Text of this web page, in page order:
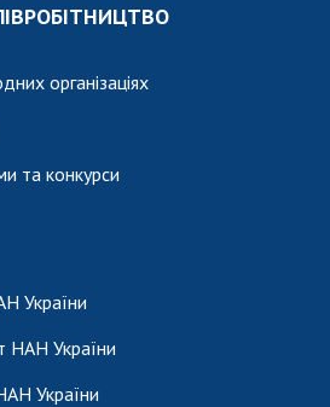
організаціях
та конкурси
України
України
України